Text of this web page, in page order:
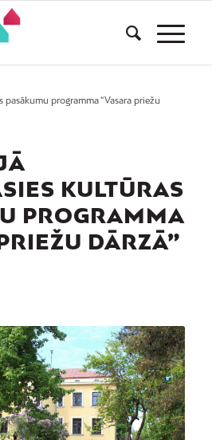
programma “Vasara priežu
KULTŪRAS
PROGRAMMA
DĀRZĀ”